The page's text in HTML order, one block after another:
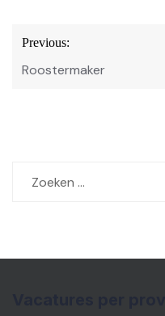
Bericht
navigatie
Previous:
Roostermaker
naar: